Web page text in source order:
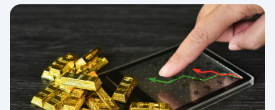
الجزائر الجالية المنتخب الوطني سياسة